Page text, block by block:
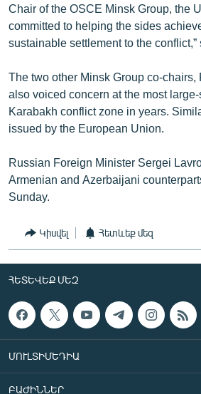
Chair of the OSCE Minsk Group, the
committed to helping the sides
sustainable settlement to the conflict,”
The two other Minsk Group co-chairs,
also voiced concern at the most
Karabakh conflict zone in years.
issued by the European Union.
Russian Foreign Minister Sergei
Armenian and Azerbaijani
Sunday.
Կիսվել Հետևեք մեզ
ՀԵՏԵՎԵՔ ՄԵԶ
ՄՈՒԼՏԻՄԵԴԻԱ
ԲԱԺԻՆՆԵՐ